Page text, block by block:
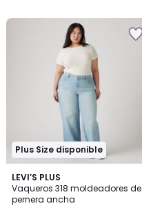
Plus Size disponible
LEVI’S PLUS
Vaqueros 318 moldeadores de
pernera ancha
4,8
/ 5
2
Colores